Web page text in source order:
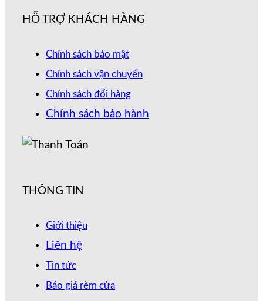
HỖ TRỢ KHÁCH HÀNG
Chính sách bảo mật
Chính sách vận chuyển
Chính sách đổi hàng
Chính sách bảo hành
THÔNG TIN
Giới thiệu
Liên hệ
Tin tức
Báo giá rèm cửa